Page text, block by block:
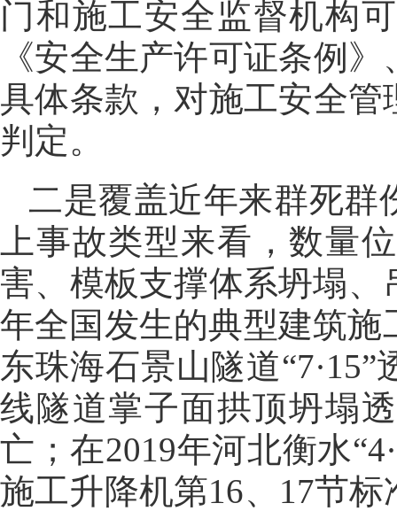
门和施工安全监督机构
《安全生产许可证条例
具体条款，对施工安全
判定。
二是覆盖近年来群死群
上事故类型来看，数量
害、模板支撑体系坍塌
年全国发生的典型建筑施
东珠海石景山隧道
线隧道掌子面拱顶坍塌
亡；在2019年河北衡水
施工升降机第16、17节